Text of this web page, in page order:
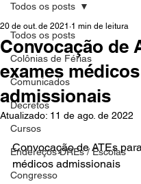
Todos os posts
Colônias de Férias
Comunicados
Decretos
Cursos
Endereços DREs / Escolas
Congresso
Todos os posts
Convocação de
exames médicos
admissionais
20 de out. de 2021 1 min de leitura
Atualizado: 11 de ago. de 2022
Convocação de ATEs
médicos admissionais